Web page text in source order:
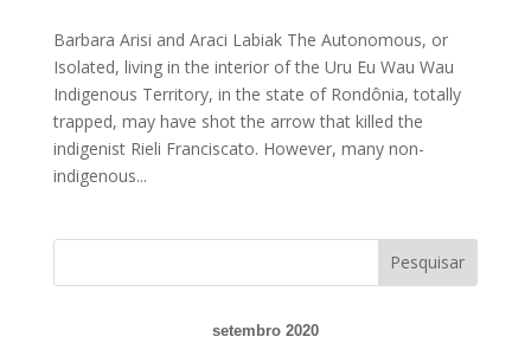
Barbara Arisi and Araci Labiak The Autonomous, or
Isolated, living in the interior of the Uru Eu Wau Wau
Indigenous Territory, in the state of Rondônia, totally
trapped, may have shot the arrow that killed the
indigenist Rieli Franciscato. However, many non-
indigenous...
setembro 2020